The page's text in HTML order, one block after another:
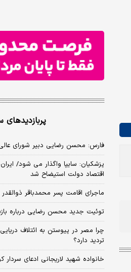
فارس: محسن رضایی دبیر شورای
پزشکیان: سایپا واگذار می شود/
اقتصاد دولت استیضاح شد
ماجرای اقامت پسر محمدباقر
توئیت جدید محسن رضایی درباره
چرا مصر در پیوستن به ائتلاف دریایی
تردید دارد؟
خانواده شهید لاریجانی ادعای